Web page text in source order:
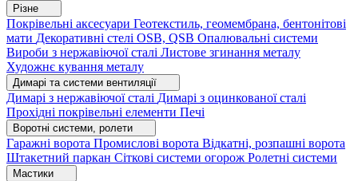
Різне
Покрівельні аксесуари Геотекстиль, геомембрана, бентонітові
мати Декоративні стелі OSB, QSB Опалювальні системи
Вироби з нержавіючої сталі Листове згинання металу
Художнє кування металу
Димарі та системи вентиляції
Димарі з нержавіючої сталі Димарі з оцинкованої сталі
Прохідні покрівельні елементи Печі
Воротні системи, ролети
Гаражні ворота Промислові ворота Відкатні, розпашні ворота
Штакетний паркан Сіткові системи огорож Ролетні системи
Мастики